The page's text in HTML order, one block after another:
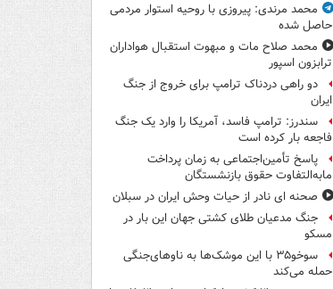
محمد مرندی: پیروزی با روحیه استوار مردمی
حاصل شده
محمد صلاح مات و مبهوت استقبال هواداران
ترابزون اسپور
دو راهی دردناک ترامپ برای خروج از جنگ
ایران
سندرز: ترامپ فاسد، آمریکا را وارد یک جنگ
فاجعه بار کرده است
پاسخ تأمین‌اجتماعی به زمان پرداخت
مابه‌التفاوت حقوق بازنشستگان
صحنه ای نادر از حیات وحش ایران در سبلان
جنگ مدعیان طلای کشتی جهان این بار در
مسکو
سوخو۳۵ با این موشک‌ها به ناوهای‌جنگی
حمله می‌کند